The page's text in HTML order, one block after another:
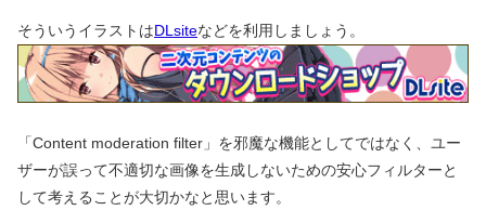
そういうイラストはDLsiteなどを利用しましょう。
「Content moderation filter」を邪魔な機能としてではなく、ユー
ザーが誤って不適切な画像を生成しないための安心フィルターと
して考えることが大切かなと思います。